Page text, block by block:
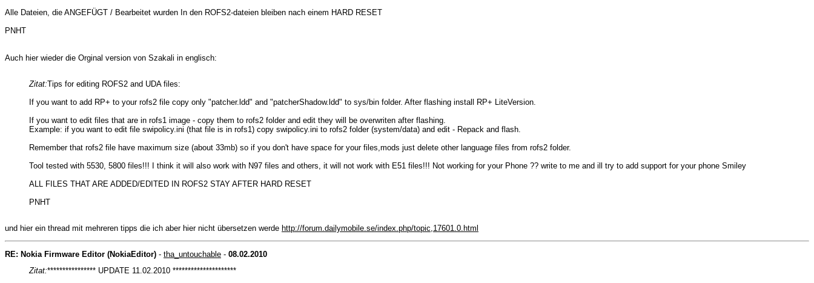
Alle Dateien, die ANGEFÜGT / Bearbeitet wurden In den ROFS2-dateien bleiben nach einem HARD RESET
PNHT
Auch hier wieder die Orginal version von Szakali in englisch:
Zitat:Tips for editing ROFS2 and UDA files:
If you want to add RP+ to your rofs2 file copy only "patcher.ldd" and "patcherShadow.ldd" to sys/bin folder. After flashing install RP+ LiteVersion.
If you want to edit files that are in rofs1 image - copy them to rofs2 folder and edit they will be overwriten after flashing.
Example: if you want to edit file swipolicy.ini (that file is in rofs1) copy swipolicy.ini to rofs2 folder (system/data) and edit - Repack and flash.
Remember that rofs2 file have maximum size (about 33mb) so if you don't have space for your files,mods just delete other language files from rofs2 folder.
Tool tested with 5530, 5800 files!!! I think it will also work with N97 files and others, it will not work with E51 files!!! Not working for your Phone ?? write to me and ill try to add support for your phone Smiley
ALL FILES THAT ARE ADDED/EDITED IN ROFS2 STAY AFTER HARD RESET
PNHT
und hier ein thread mit mehreren tipps die ich aber hier nicht übersetzen werde http://forum.dailymobile.se/index.php/topic,17601.0.html
RE: Nokia Firmware Editor (NokiaEditor) - tha_untouchable - 08.02.2010
Zitat:**************** UPDATE 11.02.2010 *********************